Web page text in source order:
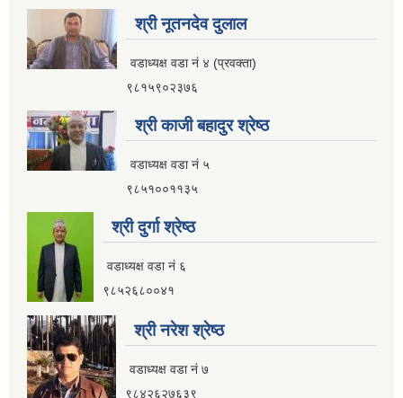
श्री नूतनदेव दुलाल
वडाध्यक्ष वडा नं ४ (प्रवक्ता)
९८१५९०२३७६
श्री काजी बहादुर श्रेष्ठ
वडाध्यक्ष वडा नं ५
९८५१००११३५
श्री दुर्गा श्रेष्ठ
वडाध्यक्ष वडा नं ६
९८५२६८००४१
श्री नरेश श्रेष्ठ
वडाध्यक्ष वडा नं ७
९८४२६२७६३९